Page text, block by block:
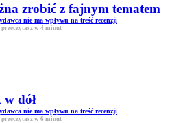
zrobić z fajnym tematem
nie ma wpływu na treść recenzji
przeczytasz w 4 minut
dół
nie ma wpływu na treść recenzji
przeczytasz w 6 minut